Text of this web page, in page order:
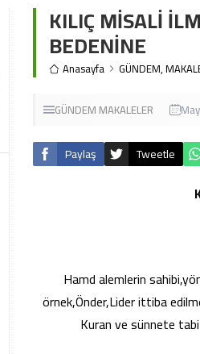
KILIÇ MİSALİ
BEDENİNE
Anasayfa GÜNDEM,
GÜNDEM MAKALELER
Paylaş Tweetle
Hamd alemlerin
örnek,Önder,Lider ittiba
Kuran ve sünnete